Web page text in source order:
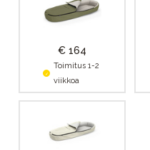
€ 164
Toimitus 1-2
viikkoa